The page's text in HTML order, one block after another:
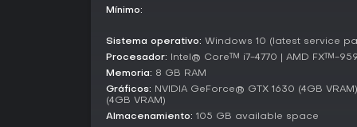
Mínimo:
Sistema operativo: Windows 10 (latest service
Procesador: Intel® Core™ i7-4770 | AMD FX™-
Memoria: 8 GB RAM
Gráficos: NVIDIA GeForce® GTX 1630 (4GB
(4GB VRAM)
Almacenamiento: 105 GB available space